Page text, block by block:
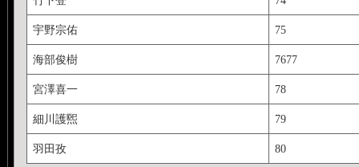
宇野宗佑 75
海部俊樹 7677
宮澤喜一 78
細川護煕 79
羽田孜 80